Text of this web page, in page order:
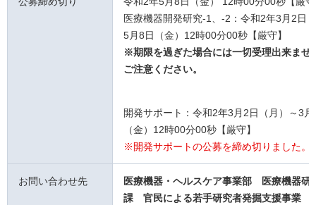
医療機器開発研究-1、-2：令和2年3月2日
5月8日（金）12時00分00秒【厳守】
※期限を過ぎた場合には一切受理出来ませ
ご注意ください。
開発サポート：令和2年3月2日（月）～3
（金）12時00分00秒【厳守】
※開発サポートの公募を締め切りました。
お問い合わせ先
医療機器・ヘルスケア事業部 医療機器研
課
官民による若手研究者発掘支援事業